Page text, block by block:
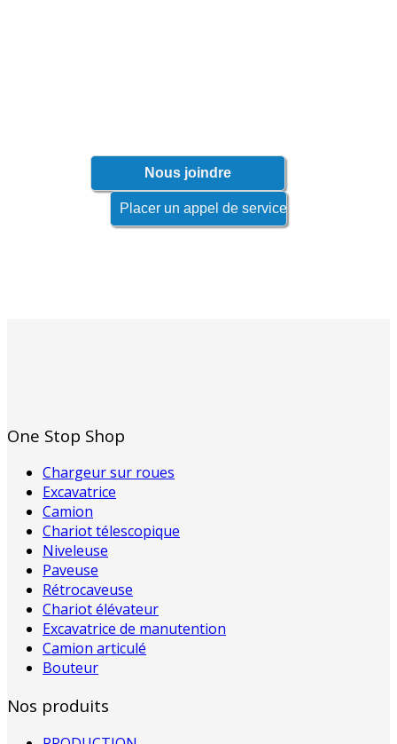
One Stop Shop
Chargeur sur roues
Excavatrice
Camion
Chariot télescopique
Niveleuse
Paveuse
Rétrocaveuse
Chariot élévateur
Excavatrice de manutention
Camion articulé
Bouteur
Nos produits